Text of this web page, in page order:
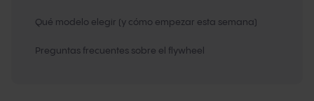
Qué modelo elegir (y cómo empezar esta semana)
Preguntas frecuentes sobre el flywheel